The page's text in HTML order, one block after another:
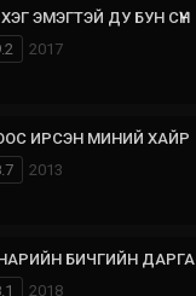
ЭМЭГТЭЙ ДУ БУН СҮН
2017
ИРСЭН МИНИЙ ХАЙР
2013
БИЧГИЙН ДАРГА
2018